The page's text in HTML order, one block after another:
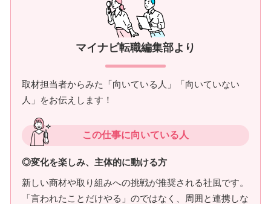
マイナビ転職編集部より
取材担当者からみた「向いている人」「向いていない
人」をお伝えします！
この仕事に向いている人
◎変化を楽しみ、主体的に動ける方
新しい商材や取り組みへの挑戦が推奨される社風です。
「言われたことだけやる」のではなく、周囲と連携しな